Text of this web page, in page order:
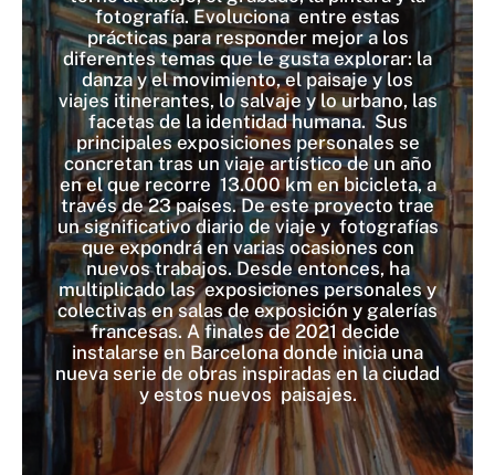
fotografía. Evoluciona entre estas
prácticas para responder mejor a los
diferentes temas que le gusta explorar: la
danza y el movimiento, el paisaje y los
viajes itinerantes, lo salvaje y lo urbano, las
facetas de la identidad humana. Sus
principales exposiciones personales se
concretan tras un viaje artístico de un año
en el que recorre 13.000 km en bicicleta, a
través de 23 países. De este proyecto trae
un significativo diario de viaje y fotografías
que expondrá en varias ocasiones con
nuevos trabajos. Desde entonces, ha
multiplicado las exposiciones personales y
colectivas en salas de exposición y galerías
francesas. A finales de 2021 decide
instalarse en Barcelona donde inicia una
nueva serie de obras inspiradas en la ciudad
y estos nuevos paisajes.